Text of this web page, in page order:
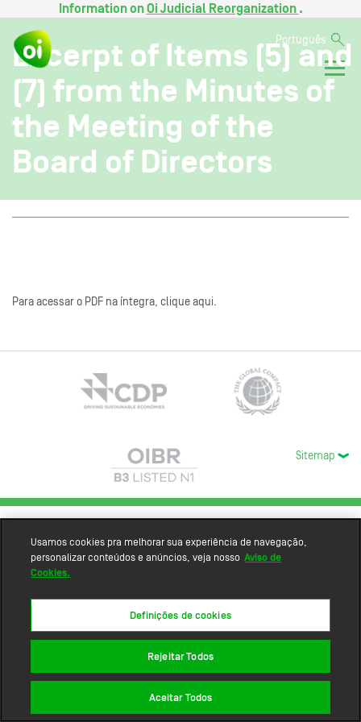
Information onOi Judicial Reorganization .
Português
Excerpt of Items (5) and
(7) from the Minutes of
the Meeting of the
Board of Directors
Para acessar o PDF na íntegra, clique aqui.
Sitemap
Usamos cookies pra melhorar sua experiência de navegação,
personalizar conteúdos e anúncios, veja nosso Aviso de
Cookies.
Definições de cookies
Rejeitar Todos
Aceitar Todos